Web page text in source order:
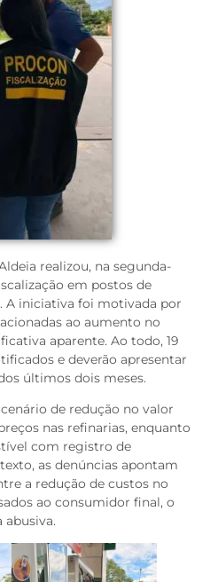
realizou, na segunda-
em postos de
iniciativa foi motivada por
ao aumento no
aparente. Ao todo, 19
e deverão apresentar
últimos dois meses.
de redução no valor
nas refinarias, enquanto
com registro de
as denúncias apontam
a redução de custos no
ao consumidor final, o